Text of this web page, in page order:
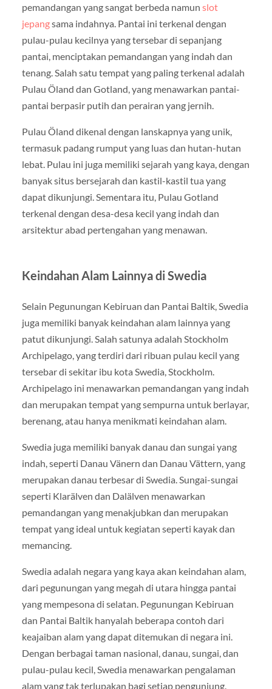
pemandangan yang sangat berbeda namun slot
jepangsama indahnya. Pantai ini terkenal dengan
pulau-pulau kecilnya yang tersebar di sepanjang
pantai, menciptakan pemandangan yang indah dan
tenang. Salah satu tempat yang paling terkenal adalah
Pulau Öland dan Gotland, yang menawarkan pantai-
pantai berpasir putih dan perairan yang jernih.
Pulau Öland dikenal dengan lanskapnya yang unik,
termasuk padang rumput yang luas dan hutan-hutan
lebat. Pulau ini juga memiliki sejarah yang kaya, dengan
banyak situs bersejarah dan kastil-kastil tua yang
dapat dikunjungi. Sementara itu, Pulau Gotland
terkenal dengan desa-desa kecil yang indah dan
arsitektur abad pertengahan yang menawan.
Keindahan Alam Lainnya di Swedia
Selain Pegunungan Kebiruan dan Pantai Baltik, Swedia
juga memiliki banyak keindahan alam lainnya yang
patut dikunjungi. Salah satunya adalah Stockholm
Archipelago, yang terdiri dari ribuan pulau kecil yang
tersebar di sekitar ibu kota Swedia, Stockholm.
Archipelago ini menawarkan pemandangan yang indah
dan merupakan tempat yang sempurna untuk berlayar,
berenang, atau hanya menikmati keindahan alam.
Swedia juga memiliki banyak danau dan sungai yang
indah, seperti Danau Vänern dan Danau Vättern, yang
merupakan danau terbesar di Swedia. Sungai-sungai
seperti Klarälven dan Dalälven menawarkan
pemandangan yang menakjubkan dan merupakan
tempat yang ideal untuk kegiatan seperti kayak dan
memancing.
Swedia adalah negara yang kaya akan keindahan alam,
dari pegunungan yang megah di utara hingga pantai
yang mempesona di selatan. Pegunungan Kebiruan
dan Pantai Baltik hanyalah beberapa contoh dari
keajaiban alam yang dapat ditemukan di negara ini.
Dengan berbagai taman nasional, danau, sungai, dan
pulau-pulau kecil, Swedia menawarkan pengalaman
alam yang tak terlupakan bagi setiap pengunjung.